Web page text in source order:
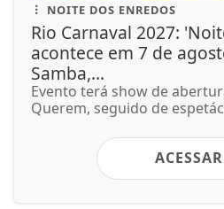
NOITE DOS ENREDOS
Rio Carnaval 2027:
acontece em 7 de
Samba,...
Evento terá show de
Querem, seguido de
ACESSAR